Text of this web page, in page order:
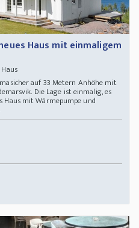
Haus mit einmaligem
auf 33 Metern Anhöhe mit
Die Lage ist einmalig, es
mit Wärmepumpe und